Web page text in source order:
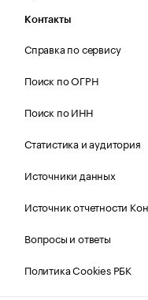
Контакты
Справка по сервису
Поиск по ОГРН
Поиск по ИНН
Статистика и аудитория
Источники данных
Источник отчетности
Вопросы и ответы
Политика Cookies РБК